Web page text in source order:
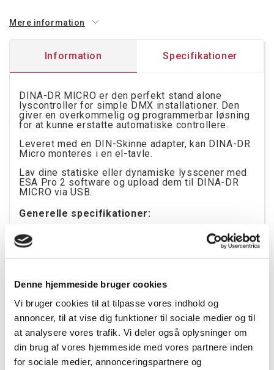
Denne hjemmeside bruger cookies
Vi bruger cookies til at tilpasse vores indhold og
annoncer, til at vise dig funktioner til sociale medier og til
at analysere vores trafik. Vi deler også oplysninger om
din brug af vores hjemmeside med vores partnere inden
for sociale medier, annonceringspartnere og
Mere information
Information Specifikationer
DINA-DR MICRO er den perfekt stand alone
lyscontroller for simple DMX installationer. Den
giver en overkommelig og programmerbar løsning
for at kunne erstatte automatiske controllere.
Leveret med en DIN-Skinne adapter, kan DINA-DR
Micro monteres i en el-tavle.
Lav dine statiske eller dynamiske lysscener med
ESA Pro 2 software og upload dem til DINA-DR
MICRO via USB.
Generelle specifikationer:
Størrelse: (uden adapter): 52 x 29 x 24mm
DMX Forbindelse: Skrueterminal (RB) eller RJ45
(RJ)
OUTPUT kanaler: 60
Hukommelseskapacitet: 8 KB
Stand Alone: